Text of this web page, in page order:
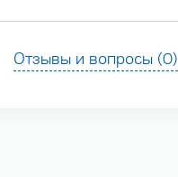
Отзывы и вопросы (0)